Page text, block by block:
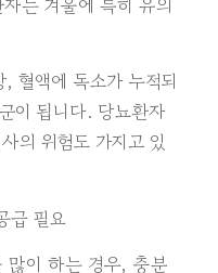
혈액에 독소가 누적되
이 됩니다. 당뇨환자
의 위험도 가지고 있
급 필요
많이 하는 경우, 충분